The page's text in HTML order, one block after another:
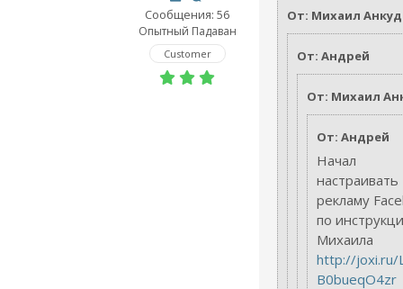
Сообщения: 56
Опытный Падаван
Customer
От: Михаил
От: Андрей
От: Михаил
От: Андрей
Начал
настраивать
рекламу
по
Михаила
http://joxi.ru/
B0bueqO4zr